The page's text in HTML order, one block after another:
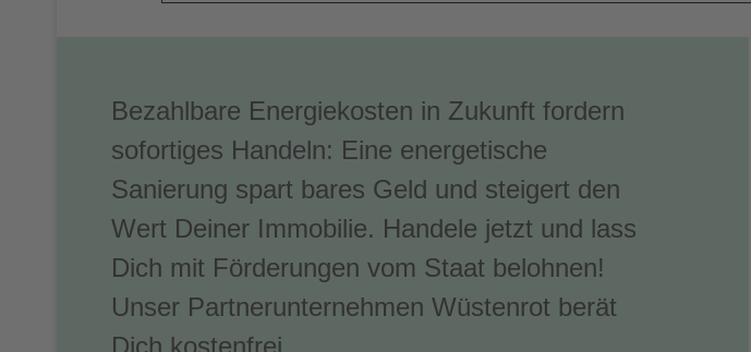
Bezahlbare Energiekosten in Zukunft fordern
sofortiges Handeln: Eine energetische
Sanierung spart bares Geld und steigert den
Wert Deiner Immobilie. Handele jetzt und lass
Dich mit Förderungen vom Staat belohnen!
Unser Partnerunternehmen Wüstenrot berät
Dich kostenfrei.